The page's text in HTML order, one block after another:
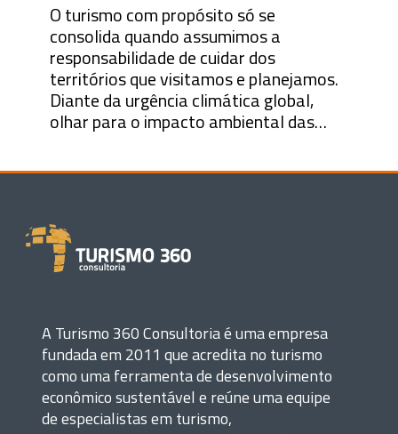
O turismo com propósito só se
consolida quando assumimos a
responsabilidade de cuidar dos
territórios que visitamos e planejamos.
Diante da urgência climática global,
olhar para o impacto ambiental das…
A Turismo 360 Consultoria é uma empresa
fundada em 2011 que acredita no turismo
como uma ferramenta de desenvolvimento
econômico sustentável e reúne uma equipe
de especialistas em turismo,